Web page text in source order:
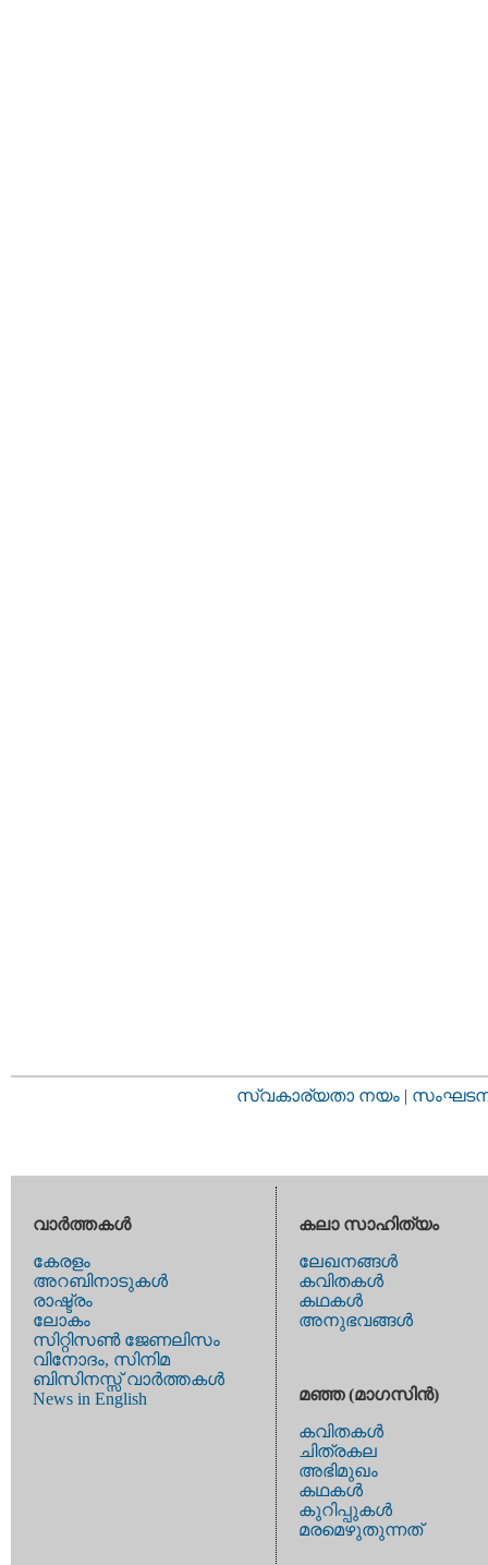
സ്വകാര്യതാ നയം |
വാര്‍ത്തകള്‍
കേരളം
അറബിനാടുകള്‍
രാഷ്ട്രം
ലോകം
സിറ്റിസണ്‍ ജേണലിസം
വിനോദം, സിനിമ
ബിസിനസ്സ് വാര്‍ത്തകള്‍
News in English
കലാ സാഹിത്യം
ലേഖനങ്ങള്‍
കവിതകള്‍
കഥകള്‍
അനുഭവങ്ങള്‍
മഞ്ഞ (മാഗസിന്‍)
കവിതകള്‍
ചിത്രകല
അഭിമുഖം
കഥകള്‍
കുറിപ്പുകള്‍
മരമെഴുതുന്നത്